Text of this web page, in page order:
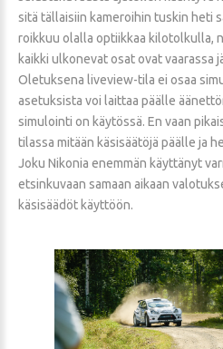
sitä tällaisiin kameroihin tuskin heti
roikkuu olalla optiikkaa kilotolkulla,
kaikki ulkonevat osat ovat vaarassa
Oletuksena liveview-tila ei osaa
asetuksista voi laittaa päälle
simulointi on käytössä. En vaan
tilassa mitään käsisäätöjä päälle ja
Joku Nikonia enemmän käyttänyt
etsinkuvaan samaan aikaan
käsisäädöt käyttöön.